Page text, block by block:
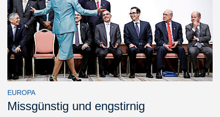
EUROPA
Missgünstig und engstirnig